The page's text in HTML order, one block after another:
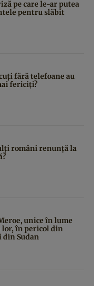
pe care le-ar putea
pentru slăbit
fără telefoane au
fericiți?
români renunță la
unice în lume
în pericol din
din Sudan